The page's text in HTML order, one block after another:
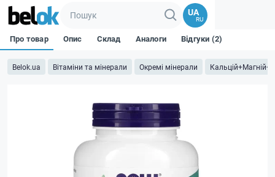
UA
RU
Belok.ua Вітаміни та мінерали Окремі мінерали
Про товар Опис Склад Аналоги Відгуки (2)